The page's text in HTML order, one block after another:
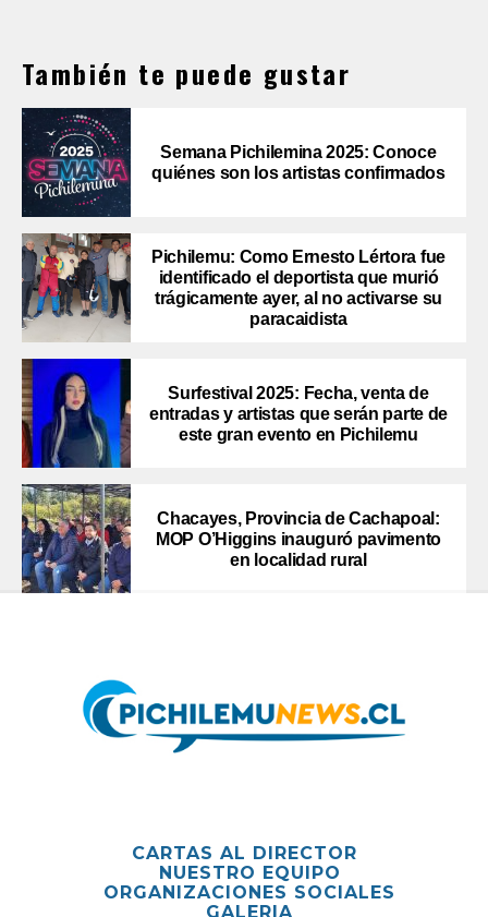
También te puede gustar
Semana Pichilemina 2025: Conoce
quiénes son los artistas confirmados
Pichilemu: Como Ernesto Lértora fue
identificado el deportista que murió
trágicamente ayer, al no activarse su
paracaidista
Surfestival 2025: Fecha, venta de
entradas y artistas que serán parte de
este gran evento en Pichilemu
Chacayes, Provincia de Cachapoal:
MOP O’Higgins inauguró pavimento
en localidad rural
CARTAS AL DIRECTOR
NUESTRO EQUIPO
ORGANIZACIONES SOCIALES
GALERIA